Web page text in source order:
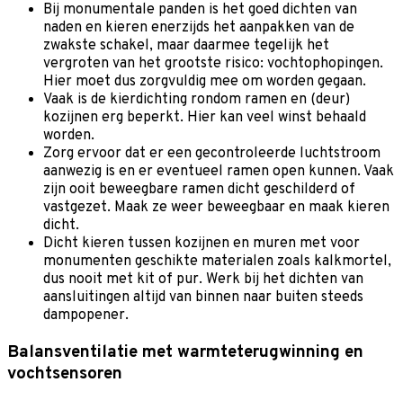
Bij monumentale panden is het goed dichten van
naden en kieren enerzijds het aanpakken van de
zwakste schakel, maar daarmee tegelijk het
vergroten van het grootste risico: vochtophopingen.
Hier moet dus zorgvuldig mee om worden gegaan.
Vaak is de kierdichting rondom ramen en (deur)
kozijnen erg beperkt. Hier kan veel winst behaald
worden.
Zorg ervoor dat er een gecontroleerde luchtstroom
aanwezig is en er eventueel ramen open kunnen. Vaak
zijn ooit beweegbare ramen dicht geschilderd of
vastgezet. Maak ze weer beweegbaar en maak kieren
dicht.
Dicht kieren tussen kozijnen en muren met voor
monumenten geschikte materialen zoals kalkmortel,
dus nooit met kit of pur. Werk bij het dichten van
aansluitingen altijd van binnen naar buiten steeds
dampopener.
Balansventilatie met warmteterugwinning en
vochtsensoren